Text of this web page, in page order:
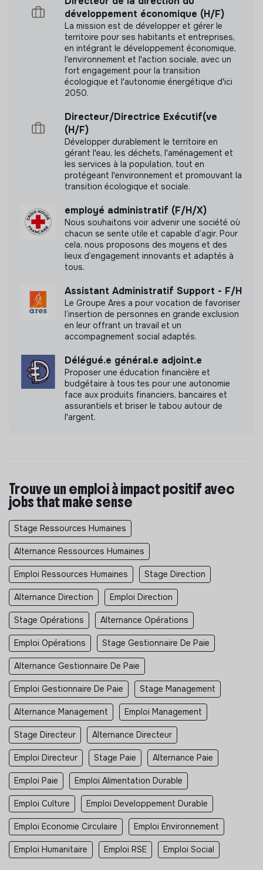
développement économique (H/F)
La mission est de développer et gérer le
territoire pour ses habitants et entreprises,
en intégrant le développement économique,
l'environnement et l'action sociale, avec un
fort engagement pour la transition
écologique et l'autonomie énergétique d'ici
2050.
Directeur/Directrice Exécutif(ve
(H/F)
Développer durablement le territoire en
gérant l'eau, les déchets, l'aménagement et
les services à la population, tout en
protégeant l'environnement et promouvant la
transition écologique et sociale.
employé administratif (F/H/X)
Nous souhaitons voir advenir une société où
chacun se sente utile et capable d’agir. Pour
cela, nous proposons des moyens et des
lieux d’engagement innovants et adaptés à
tous.
Assistant Administratif Support - F/H
Le Groupe Ares a pour vocation de favoriser
l’insertion de personnes en grande exclusion
en leur offrant un travail et un
accompagnement social adaptés.
Délégué.e général.e adjoint.e
Proposer une éducation financière et
budgétaire à tous·tes pour une autonomie
face aux produits financiers, bancaires et
assurantiels et briser le tabou autour de
l'argent.
Trouve un emploi à impact positif avec
jobs that make sense
Stage Ressources Humaines
Alternance Ressources Humaines
Emploi Ressources Humaines Stage Direction
Alternance Direction Emploi Direction
Stage Opérations Alternance Opérations
Emploi Opérations Stage Gestionnaire De Paie
Alternance Gestionnaire De Paie
Emploi Gestionnaire De Paie Stage Management
Alternance Management Emploi Management
Stage Directeur Alternance Directeur
Emploi Directeur Stage Paie Alternance Paie
Emploi Paie Emploi Alimentation Durable
Emploi Culture Emploi Developpement Durable
Emploi Economie Circulaire Emploi Environnement
Emploi Humanitaire Emploi RSE Emploi Social